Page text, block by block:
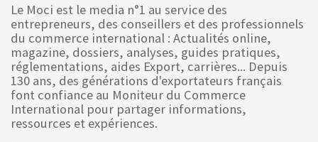
Le Moci est le media n°1 au service des
entrepreneurs, des conseillers et des professionnels
du commerce international : Actualités online,
magazine, dossiers, analyses, guides pratiques,
réglementations, aides Export, carrières... Depuis
130 ans, des générations d'exportateurs français
font confiance au Moniteur du Commerce
International pour partager informations,
ressources et expériences.